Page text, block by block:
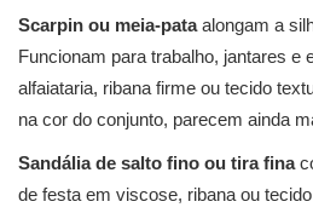
Scarpin ou meia-pataalongam a
Funcionam para trabalho, jantares e
alfaiataria, ribana firme ou tecido
na cor do conjunto, parecem ainda
Sandália de salto fino ou tira fina
de festa em viscose, ribana ou